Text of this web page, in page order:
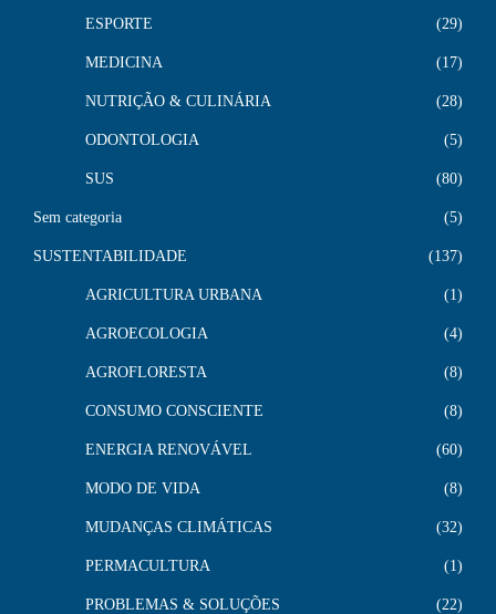
ESPORTE 29
MEDICINA 17
NUTRIÇÃO & CULINÁRIA 28
ODONTOLOGIA 5
SUS 80
Sem categoria 5
SUSTENTABILIDADE 137
AGRICULTURA URBANA 1
AGROECOLOGIA 4
AGROFLORESTA 8
CONSUMO CONSCIENTE 8
ENERGIA RENOVÁVEL 60
MODO DE VIDA 8
MUDANÇAS CLIMÁTICAS 32
PERMACULTURA 1
PROBLEMAS & SOLUÇÕES 22